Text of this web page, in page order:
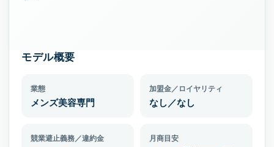
モデル概要
業態
メンズ美容専門
加盟金／ロイヤリティ
なし／なし
競業避止義務／違約金 月商目安